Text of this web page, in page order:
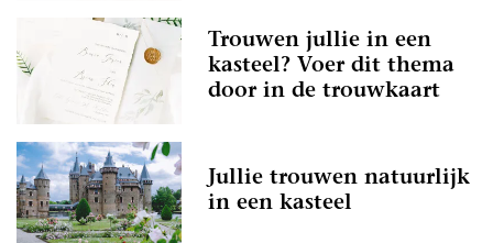
Trouwen jullie in een
kasteel? Voer dit thema
door in de trouwkaart
Jullie trouwen natuurlijk
in een kasteel